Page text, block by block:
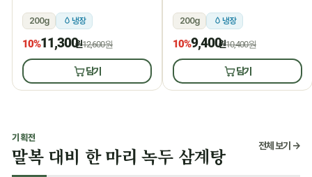
200g 냉장
10%11,300원12,600원
담기
200g 냉장
10%9,400원10,400원
담기
기획전
말복 대비 한 마리 녹두 삼계탕 전체 보기 →